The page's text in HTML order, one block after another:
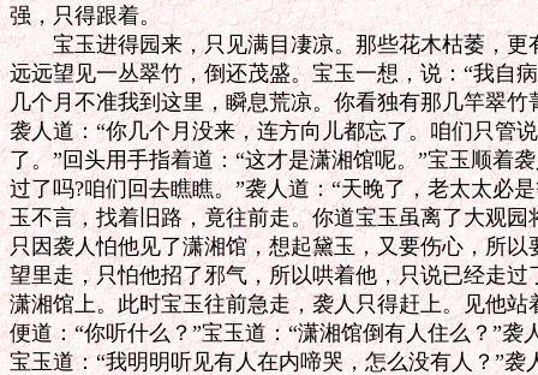
强，只得跟着。
宝玉进得园来，只见满目凄凉。那些花木枯萎，更
远远望见一丛翠竹，倒还茂盛。宝玉一想，说：“我自
几个月不准我到这里，瞬息荒凉。你看独有那几竿翠竹
袭人道：“你几个月没来，连方向儿都忘了。咱们只管
了。”回头用手指着道：“这才是潇湘馆呢。”宝玉顺着
过了吗?咱们回去瞧瞧。”袭人道：“天晚了，老太太必
玉不言，找着旧路，竟往前走。你道宝玉虽离了大观园
只因袭人怕他见了潇湘馆，想起黛玉，又要伤心，所
望里走，只怕他招了邪气，所以哄着他，只说已经走
潇湘馆上。此时宝玉往前急走，袭人只得赶上。见他
便道：“你听什么？”宝玉道：“潇湘馆倒有人住么？”袭
宝玉道：“我明明听见有人在内啼哭，怎么没有人？”袭